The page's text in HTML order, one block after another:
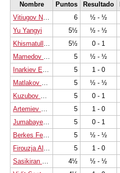
Nombre Puntos Resultado
Vitiugov Nikita
6 ½ - ½
Yu Yangyi
5½ ½ - ½
Khismatullin Denis
5½ 0 - 1
Mamedov Rauf
5 ½ - ½
Inarkiev Ernesto
5 1 - 0
Matlakov Maxim
5 ½ - ½
Kuzubov Yuriy
5 0 - 1
Artemiev Vladislav
5 1 - 0
Jumabayev Rinat
5 0 - 1
Berkes Ferenc
5 ½ - ½
Firouzja Alireza
5 1 - 0
Sasikiran Krishnan
4½ ½ - ½